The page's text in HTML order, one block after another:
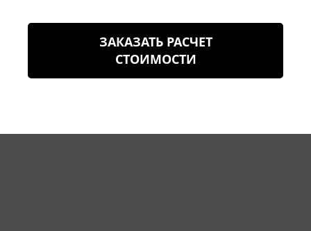
ЗАКАЗАТЬ РАСЧЕТ
СТОИМОСТИ